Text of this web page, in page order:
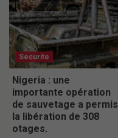
Securite
Nigeria : une
importante opération
de sauvetage a permis
la libération de 308
otages.